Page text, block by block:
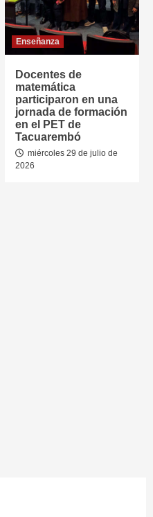
Enseñanza
Docentes de
matemática
participaron en una
jornada de formación
en el PET de
Tacuarembó
miércoles 29 de julio de
2026